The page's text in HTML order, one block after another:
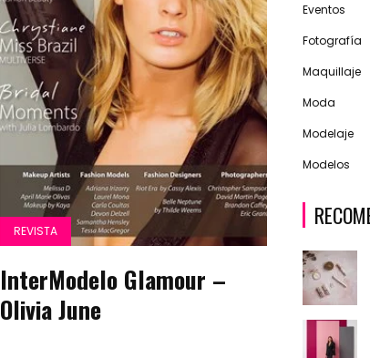
REVISTA
InterModelo Glamour –
Olivia June
Eventos
Fotografía
Maquillaje
Moda
Modelaje
Modelos